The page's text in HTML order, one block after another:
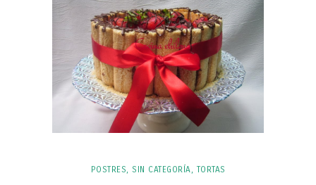
POSTRES, SIN CATEGORÍA, TORTAS